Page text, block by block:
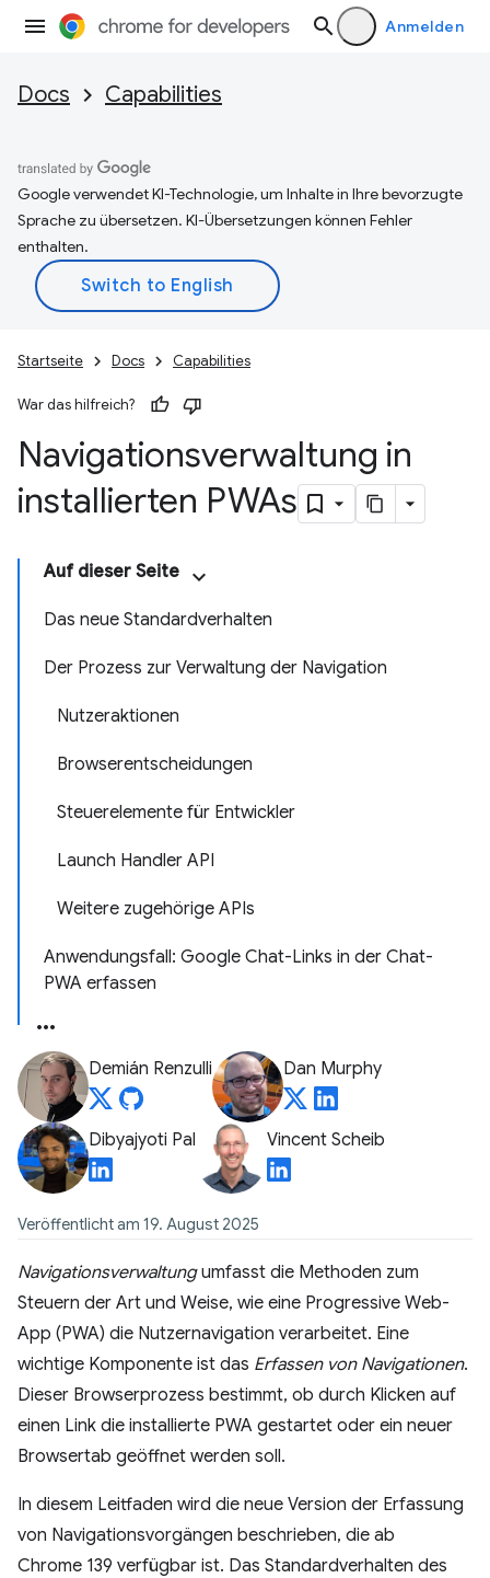
Anmelden
Docs Capabilities
Google verwendet KI-Technologie, um Inhalte in Ihre bevorzugte
Sprache zu übersetzen. KI-Übersetzungen können Fehler
enthalten.
Startseite Docs Capabilities
War das hilfreich?
Navigationsverwaltung in
installierten PWAs
Auf dieser Seite
Das neue Standardverhalten
Der Prozess zur Verwaltung der Navigation
Nutzeraktionen
Browserentscheidungen
Steuerelemente für Entwickler
Launch Handler API
Weitere zugehörige APIs
Anwendungsfall: Google Chat-Links in der Chat-
PWA erfassen
Demián Renzulli Dan Murphy
Dibyajyoti Pal Vincent Scheib
Veröffentlicht am 19. August 2025
Navigationsverwaltungumfasst die Methoden zum
Steuern der Art und Weise, wie eine Progressive Web-
App (PWA) die Nutzernavigation verarbeitet. Eine
wichtige Komponente ist das Erfassen von Navigationen.
Dieser Browserprozess bestimmt, ob durch Klicken auf
einen Link die installierte PWA gestartet oder ein neuer
Browsertab geöffnet werden soll.
In diesem Leitfaden wird die neue Version der Erfassung
von Navigationsvorgängen beschrieben, die ab
Chrome 139 verfügbar ist. Das Standardverhalten des